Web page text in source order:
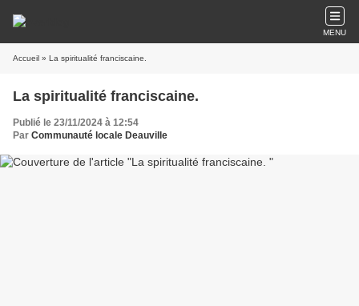
MENU
Accueil » La spiritualité franciscaine.
La spiritualité franciscaine.
Publié le 23/11/2024 à 12:54
Par Communauté locale Deauville